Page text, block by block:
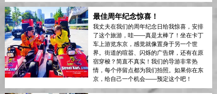
最佳周年纪念惊喜！
我丈夫在我们的周年纪念日给我惊喜，安排
了这个旅游，哇——真是太棒了！坐在卡丁
车上游览东京，感觉就像置身于另一个世
界。街道的喧嚣、闪烁的广告牌，还有在原
宿穿梭？简直不真实！我们的导游非常热
情，每个停留点都为我们拍照。如果你在东
京，给自己一个机会——预定这个吧！